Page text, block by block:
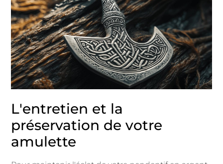
L'entretien et la
préservation de votre
amulette